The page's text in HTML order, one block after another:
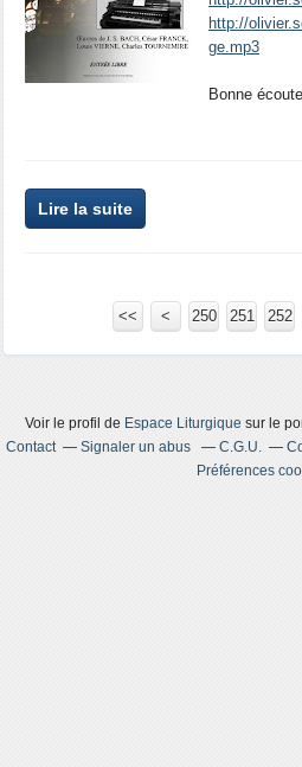
http://
ge.mp3
Bonne écoute.
Lire la suite
<< < 200
210
220
230
240
250 251 252
Voir le profil de Espace Liturgiquesur le
Contact
Signaler un abus C.G.U.
Préférences